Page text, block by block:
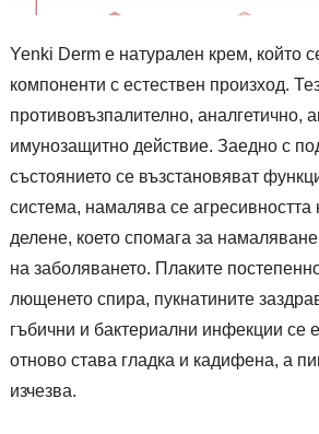
Yenki Derm е натурален крем, който
компоненти с естествен произход.
противовъзпалително, аналгетично,
имунозащитно действие. Заедно с
състоянието се възстановяват
система, намалява се агресивността
делене, което спомага за
на заболяването. Плаките
лющенето спира, пукнатините
гъбични и бактериални инфекции се
отново става гладка и кадифена, а
изчезва.